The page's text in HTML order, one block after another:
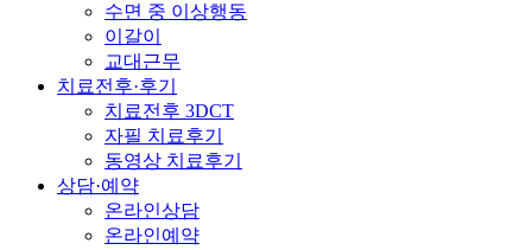
수면 중 이상행동
이갈이
교대근무
치료전후·후기
치료전후 3DCT
자필 치료후기
동영상 치료후기
상담·예약
온라인상담
온라인예약